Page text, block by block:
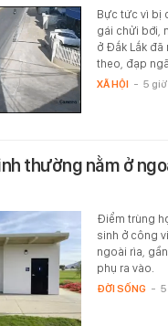
Bực tức vì bị
gái chửi bới,
ở Đắk Lắk đã
theo, đạp
XÃ HỘI - 5
thường nằm ở
Điểm trùng
sinh ở công
ngoài rìa,
phụ ra vào.
ĐỜI SỐNG -